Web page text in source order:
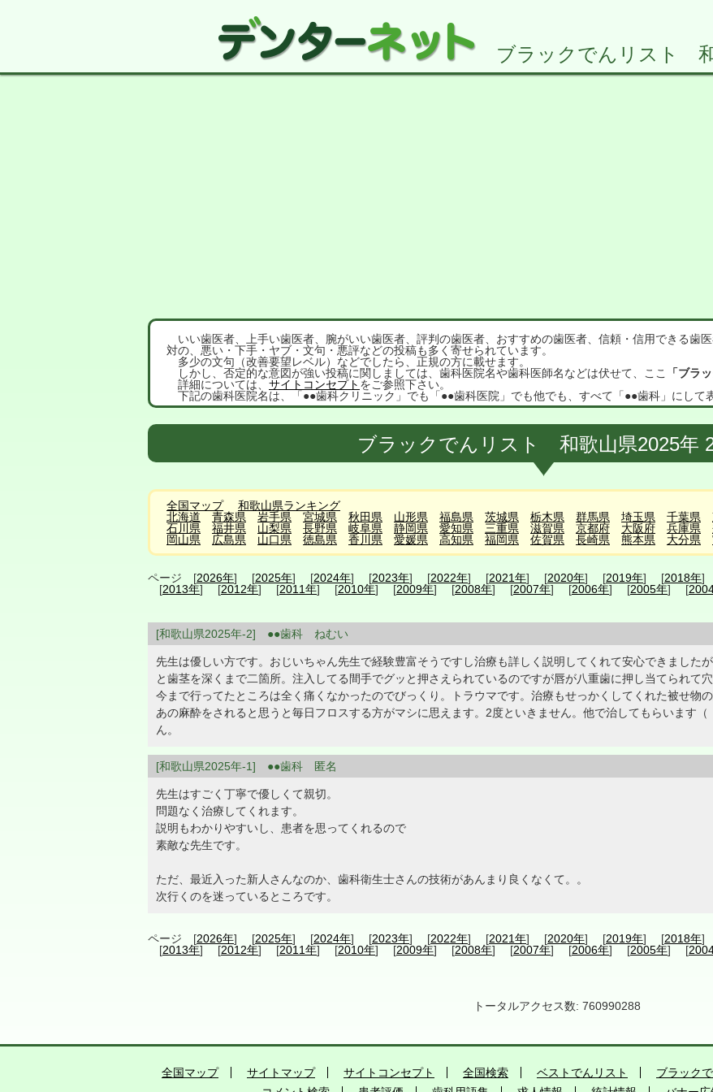
ブラックでんリスト
いい歯医者、上手い歯医者、腕がいい歯医者、評判の歯医者、おすすめの歯医者、信頼・信用できる歯
対の、悪い・下手・ヤブ・文句・悪評などの投稿も多く寄せられています。
多少の文句（改善要望レベル）などでしたら、正規の方に載せます。
しかし、否定的な意図が強い投稿に関しましては、歯科医院名や歯科医師名などは伏せて、ここ
「ブラ
詳細については、 サイトコンセプト をご参照下さい。
下記の歯科医院名は、「●●歯科クリニック」でも「●●歯科医院」でも他でも、すべて「●●歯科」にして
ブラックでんリスト 和歌山県2025年
全国マップ
和歌山県ランキング
北海道
青森県 岩手県 宮城県 秋田県 山形県 福島県 茨城県 栃木県 群馬県 埼玉県 千葉県
石川県
福井県 山梨県 長野県 岐阜県 静岡県 愛知県 三重県 滋賀県 京都府 大阪府 兵庫県
岡山県
広島県 山口県 徳島県 香川県 愛媛県 高知県 福岡県 佐賀県 長崎県 熊本県 大分県
ページ [2026年] [2025年] [2024年] [2023年] [2022年] [2021年] [2020年] [2019年] [2018年]
[2013年] [2012年] [2011年] [2010年] [2009年] [2008年] [2007年] [2006年] [2005年] [
[和歌山県2025年-2] ●●歯科 ねむい
先生は優しい方です。おじいちゃん先生で経験豊富そうですし治療も詳しく説明してくれて安心できました
と歯茎を深くまで二箇所。注入してる間手でグッと押さえられているのですが唇が八重歯に押し当てられて
今まで行ってたところは全く痛くなかったのでびっくり。トラウマです。治療もせっかくしてくれた被せ物
あの麻酔をされると思うと毎日フロスする方がマシに思えます。2度といきません。他で治してもらい
ん。
[和歌山県2025年-1] ●●歯科 匿名
先生はすごく丁寧で優しくて親切。
問題なく治療してくれます。
説明もわかりやすいし、患者を思ってくれるので
素敵な先生です。
ただ、最近入った新人さんなのか、歯科衛生士さんの技術があんまり良くなくて。。
次行くのを迷っているところです。
ページ [2026年] [2025年] [2024年] [2023年] [2022年] [2021年] [2020年] [2019年] [2018年]
[2013年] [2012年] [2011年] [2010年] [2009年] [2008年] [2007年] [2006年] [2005年] [
トータルアクセス数: 760990288
全国マップ サイトマップ サイトコンセプト 全国検索 ベストでんリスト ブラック